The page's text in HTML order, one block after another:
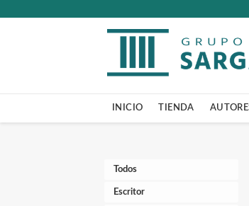
INICIO TIENDA
Todos
Escritor